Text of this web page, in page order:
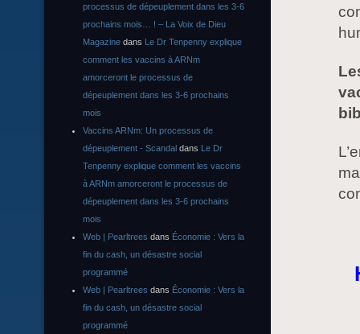
processus de dépeuplement dans les 3-6
prochains mois… ! – La Voix de Dieu
Magazine dans Le Dr Tenpenny explique
comment les vaccins à ARNm
amorceront le processus de
dépeuplement dans les 3-6 prochains
mois
Vaccins ARNm: Un processus de
dépeuplement - Scandal dans Le Dr
Tenpenny explique comment les vaccins
à ARNm amorceront le processus de
dépeuplement dans les 3-6 prochains
mois
Web | Pearltrees dans Économie : Vers la
fin du cash, un désastre social
programmé
Web | Pearltrees dans Économie : Vers la
fin du cash, un désastre social
programmé